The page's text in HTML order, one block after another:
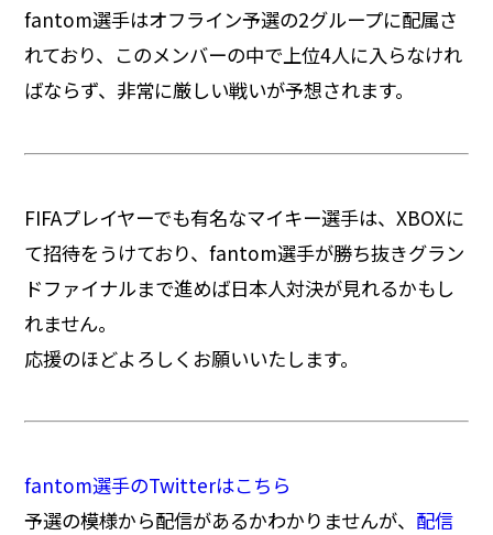
fantom選手はオフライン予選の2グループに配属さ
れており、このメンバーの中で上位4人に入らなけれ
ばならず、非常に厳しい戦いが予想されます。
FIFAプレイヤーでも有名なマイキー選手は、XBOXに
て招待をうけており、fantom選手が勝ち抜きグラン
ドファイナルまで進めば日本人対決が見れるかもし
れません。
応援のほどよろしくお願いいたします。
fantom選手のTwitterはこちら
予選の模様から配信があるかわかりませんが、 配信